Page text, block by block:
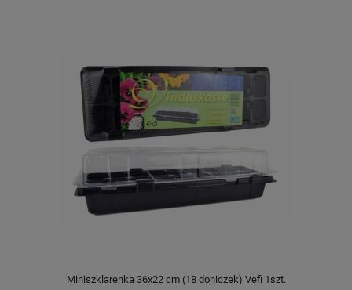
Miniszklarenka 36x22 cm (18 doniczek) Vefi 1szt.